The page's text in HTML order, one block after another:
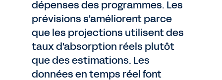
dépenses des programmes. Les
prévisions s'améliorent parce
que les projections utilisent des
taux d'absorption réels plutôt
que des estimations. Les
données en temps réel font